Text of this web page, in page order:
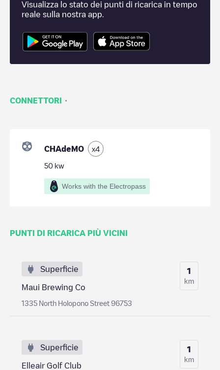
Visualizza lo stato dei punti di ricarica in tempo
reale sulla nostra app.
CONNETTORI ·
CHAdeMO x4
50 kw
Works with the Electropass
PUNTI DI RICARICA PIÙ VICINI
Superficie
Maui Brewing Co
1335 North Holopono Street 96753
1
km
Superficie
Elleair Golf Club
1
km